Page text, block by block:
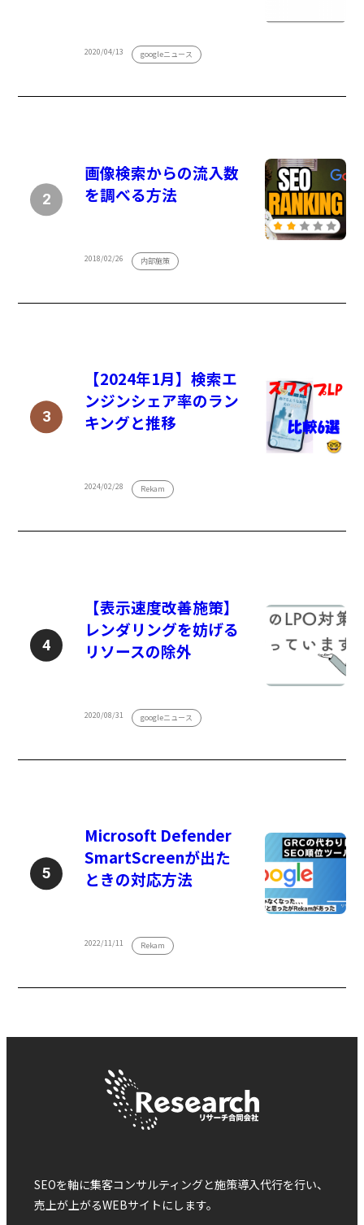
2020/04/13 googleニュース
画像検索からの流入数
を調べる方法
2018/02/26 内部施策
【2024年1月】検索エ
ンジンシェア率のラン
キングと推移
2024/02/28 Rekam
【表示速度改善施策】
レンダリングを妨げる
リソースの除外
2020/08/31 googleニュース
Microsoft Defender
SmartScreenが出た
ときの対応方法
2022/11/11 Rekam
SEOを軸に集客コンサルティングと施策導入代行を行い、
売上が上がるWEBサイトにします。